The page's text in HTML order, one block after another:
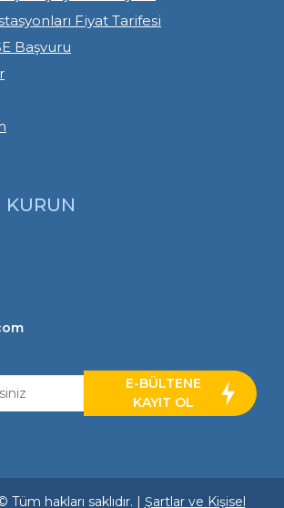
Fiyat Tarifesi
Başvuru
KURUN
E-BÜLTENE
KAYIT OL
hakları saklıdır. | Şartlar ve Kişisel